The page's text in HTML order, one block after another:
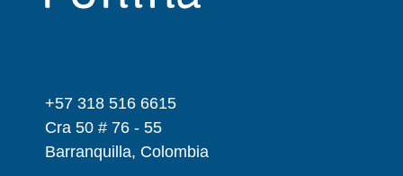
+57 318 516 6615
Cra 50 # 76 - 55
Barranquilla, Colombia